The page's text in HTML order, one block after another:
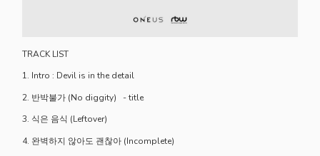
TRACK LIST
1. Intro : Devil is in the detail
2. 반박불가 (No diggity) - title
3. 식은 음식 (Leftover)
4. 완벽하지 않아도 괜찮아 (Incomplete)